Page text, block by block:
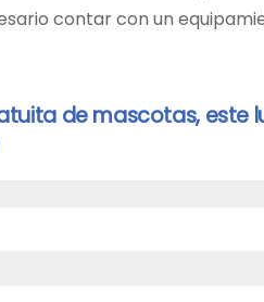
contar con un
de mascotas, este